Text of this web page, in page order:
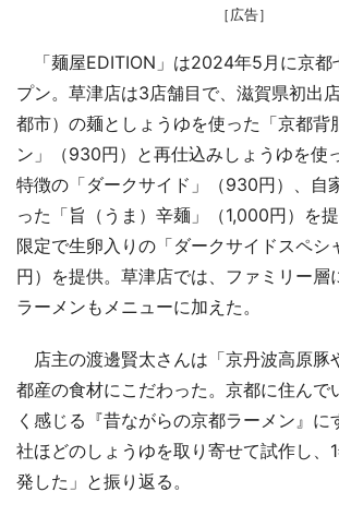
［広告］
「麺屋EDITION」は2024年5月に京都
プン。草津店は3店舗目で、滋賀県初出
都市）の麺としょうゆを使った「京都背
ン」（930円）と再仕込みしょうゆを使
特徴の「ダークサイド」（930円）、自
った「旨（うま）辛麺」（1,000円）を
限定で生卵入りの「ダークサイドスペシ
円）を提供。草津店では、ファミリー層
ラーメンもメニューに加えた。
店主の渡邊賢太さんは「京丹波高原豚
都産の食材にこだわった。京都に住んで
く感じる『昔ながらの京都ラーメン』に
社ほどのしょうゆを取り寄せて試作し、
発した」と振り返る。